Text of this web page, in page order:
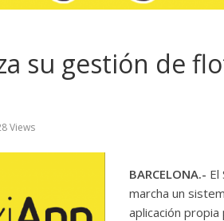
su gestión de
Views
BARCELONA.- El
marcha un
aplicación